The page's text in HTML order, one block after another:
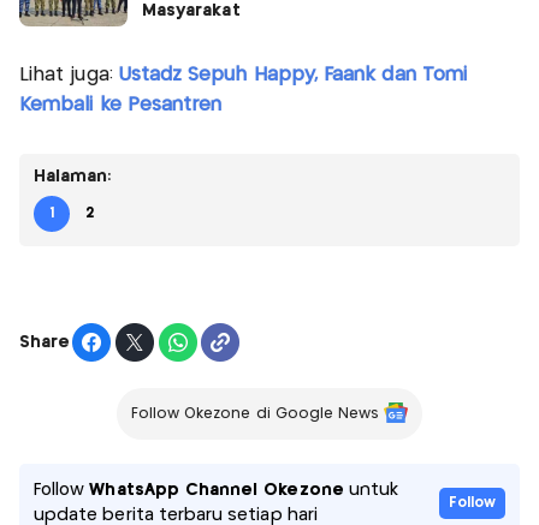
Masyarakat
Lihat juga: Ustadz Sepuh Happy, Faank dan Tomi
Kembali ke Pesantren
Halaman:
1 2
Share
Follow Okezone di Google News
FollowWhatsApp Channel Okezone untuk
update berita terbaru setiap hari
Follow